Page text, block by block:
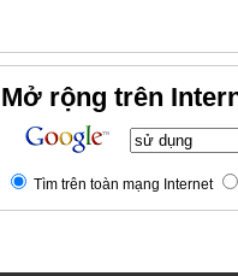
Mở rộng trên
Tìm trên toàn mạng Internet